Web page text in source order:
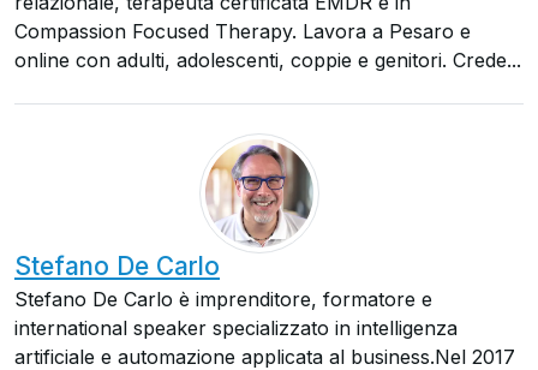
Compassion Focused Therapy. Lavora a Pesaro e
online con adulti, adolescenti, coppie e genitori. Crede...
Stefano De Carlo
Stefano De Carlo è imprenditore, formatore e
international speaker specializzato in intelligenza
artificiale e automazione applicata al business.Nel 2017